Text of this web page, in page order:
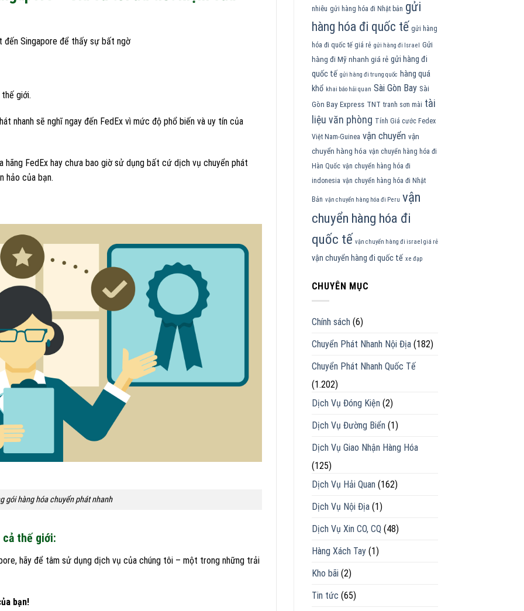
đến Singapore để thấy sự bất ngờ
giới.
nhanh sẽ nghĩ ngay đến FedEx vì mức độ phổ biến và uy tín của
hãng FedEx hay chưa bao giờ sử dụng bất cứ dịch vụ chuyển phát
hảo của bạn.
gói hàng hóa chuyển phát nhanh
cả thế giới:
hãy để tâm sử dụng dịch vụ của chúng tôi – một trong những trải
bạn!
nhiêu gửi hàng hóa đi Nhật bản gửi
hàng hóa đi quốc tế gửi hàng
hóa đi quốc tế giá rẻ gửi hàng đi Israel
Gửi
hàng đi Mỹ nhanh giá rẻ gửi hàng đi
quốc tế gửi hàng đi trung quốc hàng quá
khổ khai báo hải quan Sài Gòn Bay Sài
Gòn Bay Express TNT tranh sơn mài tài
liệu văn phòng Tính Giá cước Fedex
Việt Nam-Guinea vận chuyển vận
chuyển hàng hóa vận chuyển hàng hóa đi
Hàn Quốc vận chuyển hàng hóa đi
indonesia vận chuyển hàng hóa đi Nhật
Bản vận chuyển hàng hóa đi Peru vận
chuyển hàng hóa đi
quốc tế vận chuyển hàng đi israel giá rẻ
vận chuyển hàng đi quốc tế xe đạp
CHUYÊN MỤC
Chính sách (6)
Chuyển Phát Nhanh Nội Địa(182)
Chuyển Phát Nhanh Quốc Tế
(1.202)
Dịch Vụ Đóng Kiện (2)
Dịch Vụ Đường Biển (1)
Dịch Vụ Giao Nhận Hàng Hóa
(125)
Dịch Vụ Hải Quan (162)
Dịch Vụ Nội Địa(1)
Dịch Vụ Xin CO, CQ (48)
Hàng Xách Tay(1)
Kho bãi (2)
Tin tức (65)